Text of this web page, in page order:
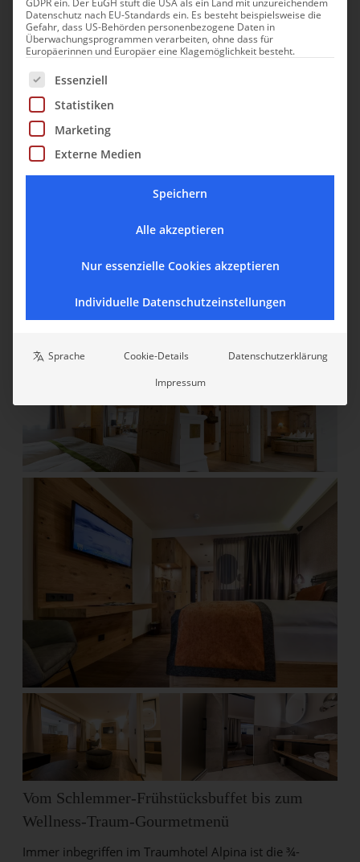
Ayurveda-Behandlungen
Adults only (mit Ausnahme von Weihnachten,
Silvester und Fasching)
Rollstuhlgerecht/barrierefrei: Das Haus ist
barrierefrei, einige Zimmer sind rollstuhlgerecht.
Charming
Luxury
Vom Schlemmer-Frühstücksbuffet bis zum
Wellness-Traum-Gourmetmenü
Immer inbegriffen im Traumhotel Alpina ist die ¾-
Datenschutz nach EU-Standards ein. Es besteht beispielsweise die
Gefahr, dass US-Behörden personenbezogene Daten in
Überwachungsprogrammen verarbeiten, ohne dass für
Europäerinnen und Europäer eine Klagemöglichkeit besteht.
Es folgt eine Liste der Service-Gruppen, für die eine
Essenziell
Statistiken
Marketing
Externe Medien
Speichern
Alle akzeptieren
Nur essenzielle Cookies akzeptieren
Individuelle Datenschutzeinstellungen
Sprache Cookie-Details
Datenschutzerklärung
Impressum